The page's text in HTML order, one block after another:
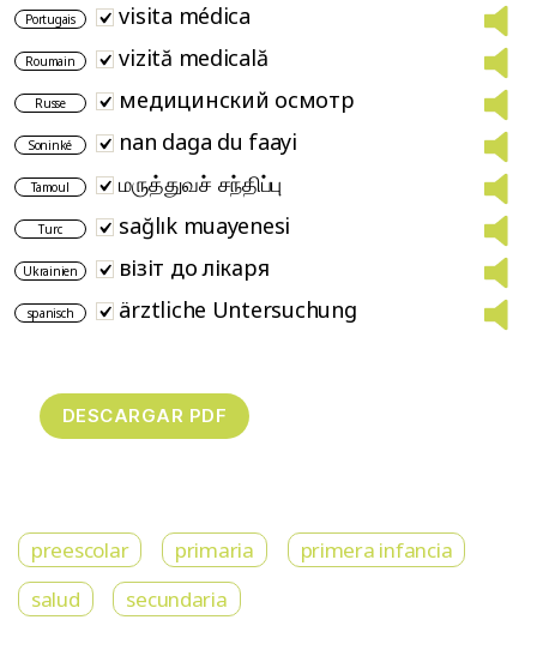
Portugais visita médica
Roumain vizită medicală
Russe медицинский осмотр
Soninké nan daga du faayi
Tamoul மருத்துவச் சந்திப்பு
Turc sağlık muayenesi
Ukrainien візіт до лікаря
spanisch ärztliche Untersuchung
preescolar primaria
primera infancia
salud
secundaria